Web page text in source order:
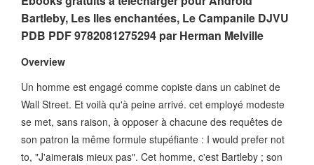
Bartleby, Les Iles enchantées, Le Campanile DJVU
PDB PDF 9782081275294 par Herman Melville
Overview
Un homme est engagé comme copiste dans un cabinet de
Wall Street. Et voilà qu'à peine arrivé. cet employé modeste
se met, sans raison, à opposer à chacune des requêtes de
son patron la même formule stupéfiante : I would prefer not
to, "J'aimerais mieux pas". Cet homme, c'est Bartleby ; son